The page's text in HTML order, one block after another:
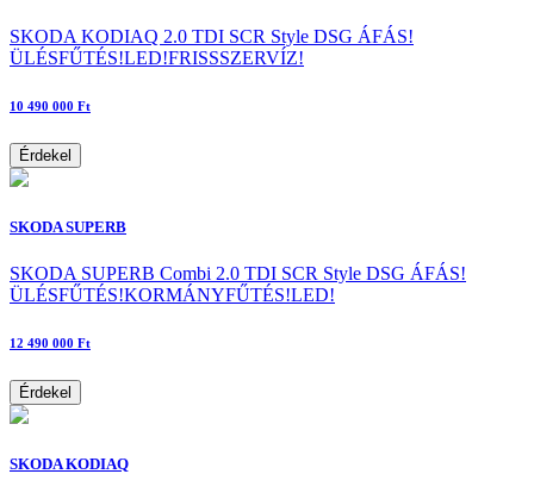
SKODA KODIAQ 2.0 TDI SCR Style DSG ÁFÁS!
ÜLÉSFŰTÉS!LED!FRISSSZERVÍZ!
10 490 000 Ft
Érdekel
SKODA SUPERB
SKODA SUPERB Combi 2.0 TDI SCR Style DSG ÁFÁS!
ÜLÉSFŰTÉS!KORMÁNYFŰTÉS!LED!
12 490 000 Ft
Érdekel
SKODA KODIAQ